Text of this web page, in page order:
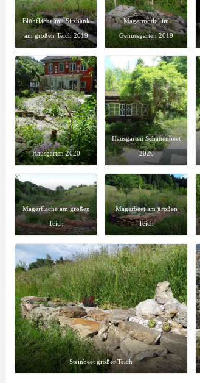
Blühfläche mit Sitzbank
am großen Teich 2019
Magermodul im
Genussgarten 2019
Hausgarten 2020
Hausgarten Schattenbeet
2020
Magerfläche am großen
Teich
Magerbeet am großen
Teich
Steinbeet großer Teich